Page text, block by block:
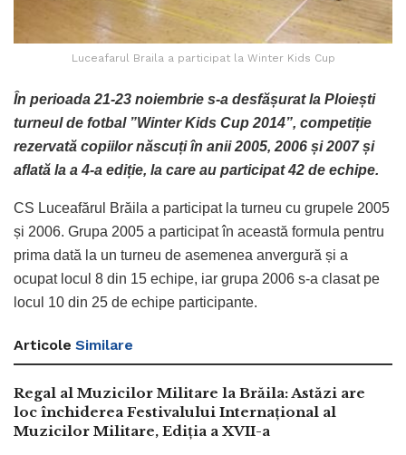
Luceafarul Braila a participat la Winter Kids Cup
În perioada 21-23 noiembrie s-a desfășurat la Ploiești
turneul de fotbal ”Winter Kids Cup 2014”, competiție
rezervată copiilor născuți în anii 2005, 2006 și 2007 și
aflată la a 4-a ediție, la care au participat 42 de echipe.
CS Luceafărul Brăila a participat la turneu cu grupele 2005
și 2006. Grupa 2005 a participat în această formula pentru
prima dată la un turneu de asemenea anvergură și a
ocupat locul 8 din 15 echipe, iar grupa 2006 s-a clasat pe
locul 10 din 25 de echipe participante.
Articole Similare
Regal al Muzicilor Militare la Brăila: Astăzi are
loc închiderea Festivalului Internațional al
Muzicilor Militare, Ediția a XVII-a